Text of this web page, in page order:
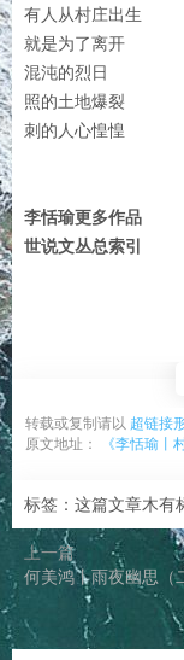
有人从村庄出生
就是为了离开
混沌的烈日
照的土地爆裂
刺的人心惶惶
李恬瑜更多作品
世说文丛总索引
转载或复制请以 超链接
原文地址：
《李恬瑜丨
标签：这篇文章木有
上一篇
何美鸿丨雨夜幽思（